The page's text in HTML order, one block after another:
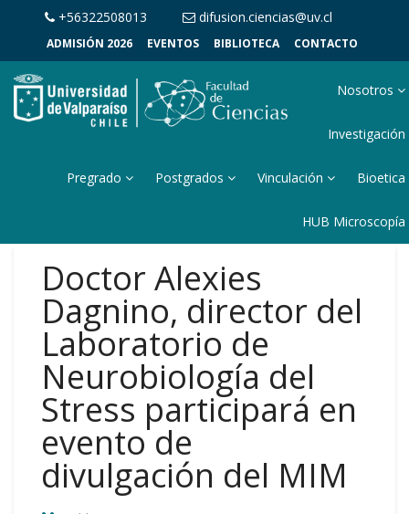
+56322508013 difusion.ciencias@uv.cl
ADMISIÓN 2026 EVENTOS BIBLIOTECA CONTACTO
Nosotros
Investigación
Pregrado Postgrados Vinculación Bioetica
HUB Microscopía
Doctor Alexies
Dagnino, director del
Laboratorio de
Neurobiología del
Stress participará en
evento de
divulgación del MIM